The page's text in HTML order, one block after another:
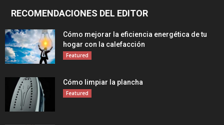
RECOMENDACIONES DEL EDITOR
Cómo mejorar la eficiencia energética de tu
hogar con la calefacción
Featured
Cómo limpiar la plancha
Featured